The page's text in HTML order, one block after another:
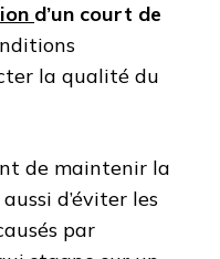
d’un court de
la qualité du
de maintenir la
d’éviter les
par